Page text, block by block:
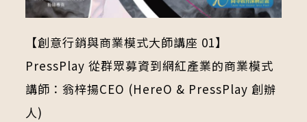
【創意行銷與商業模式大師講座 01】
PressPlay 從群眾募資到網紅產業的商業模式
講師：翁梓揚CEO (HereO & PressPlay 創辦
人)